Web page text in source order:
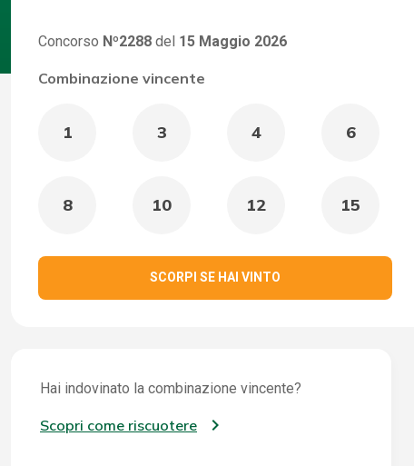
Concorso Nº2288 del 15 Maggio 2026
Combinazione vincente
1 3 4 6
8 10 12 15
SCORPI SE HAI VINTO
Hai indovinato la combinazione vincente?
Scopri come riscuotere